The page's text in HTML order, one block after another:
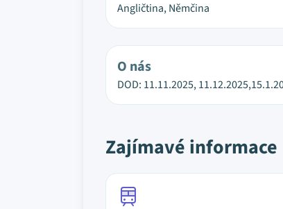
Angličtina, Němčina
O nás
DOD: 11.11.2025,
Zajímavé informace